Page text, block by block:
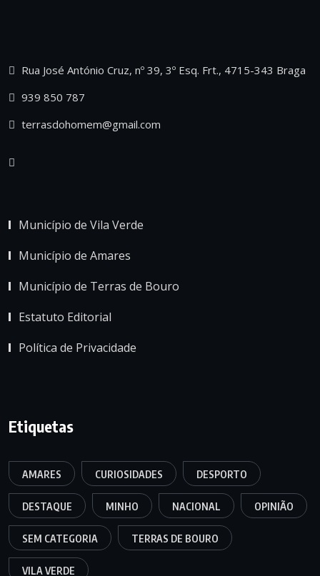
Rua José António Cruz, nº 39, 3º Esq. Frt., 4715-343 Braga
939 850 787
terrasdohomem@gmail.com
Município de Vila Verde
Município de Amares
Município de Terras de Bouro
Estatuto Editorial
Política de Privacidade
Etiquetas
AMARES CURIOSIDADES DESPORTO
DESTAQUE MINHO NACIONAL OPINIÃO
SEM CATEGORIA TERRAS DE BOURO
VILA VERDE